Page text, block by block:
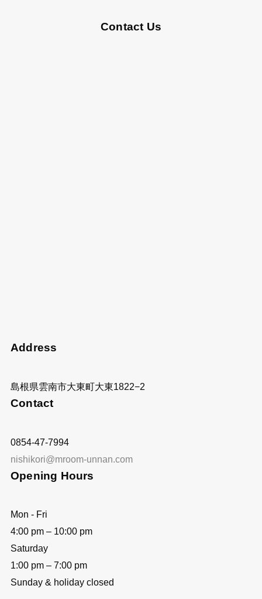
Contact Us
Address
島根県雲南市大東町大東1822−2
Contact
0854-47-7994
nishikori@mroom-unnan.com
Opening Hours
Mon - Fri
4:00 pm – 10:00 pm
Saturday
1:00 pm – 7:00 pm
Sunday & holiday closed